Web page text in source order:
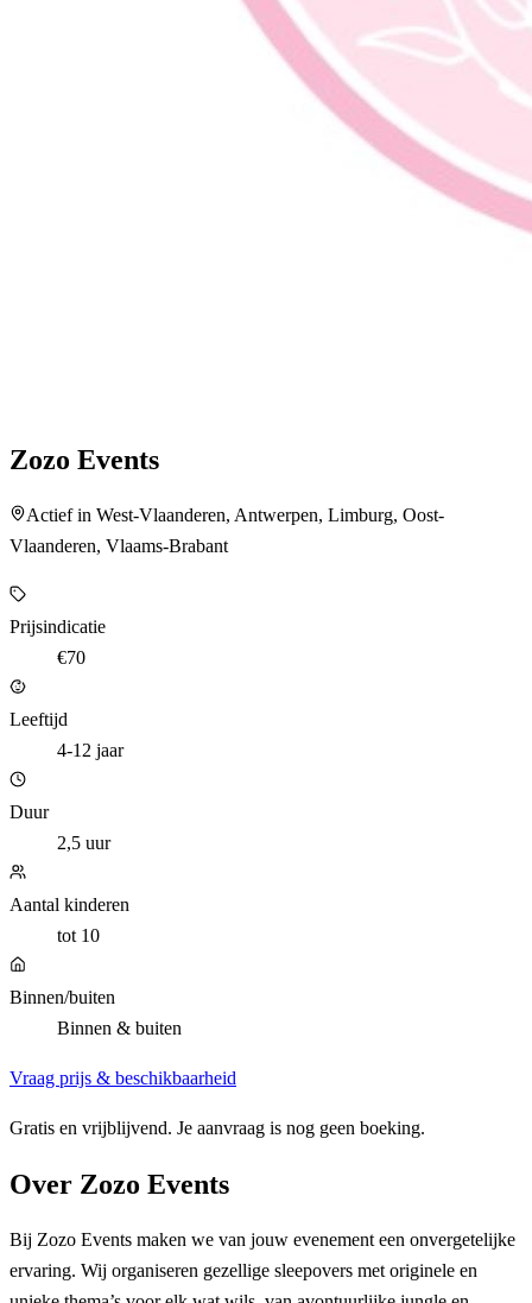
Zozo Events
Actief in West-Vlaanderen, Antwerpen, Limburg, Oost-
Vlaanderen, Vlaams-Brabant
Prijsindicatie
€70
Leeftijd
4-12 jaar
Duur
2,5 uur
Aantal kinderen
tot 10
Binnen/buiten
Binnen & buiten
Vraag prijs & beschikbaarheid
Gratis en vrijblijvend. Je aanvraag is nog geen boeking.
Over Zozo Events
Bij Zozo Events maken we van jouw evenement een onvergetelijke
ervaring. Wij organiseren gezellige sleepovers met originele en